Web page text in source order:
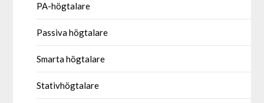
PA-högtalare
Passiva högtalare
Smarta högtalare
Stativhögtalare